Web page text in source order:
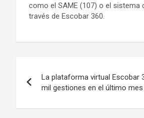
como el SAME (107) o el sistema
través de Escobar 360.
de
entradas
La plataforma virtual Escobar
mil gestiones en el último mes